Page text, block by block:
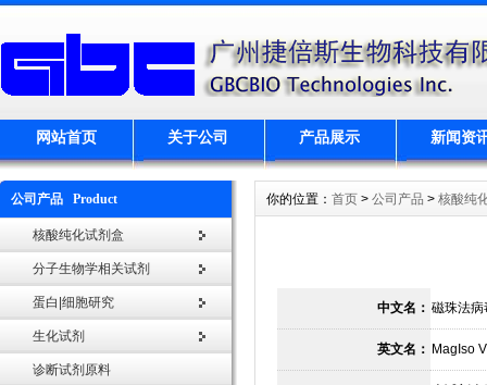
网站首页 关于公司 产品展示 新闻资
公司产品 Product
核酸纯化试剂盒
分子生物学相关试剂
蛋白|细胞研究
生化试剂
诊断试剂原料
你的位置： 首页 > 公司产品 > 核酸纯
中文名： 磁珠法
英文名： MagIso